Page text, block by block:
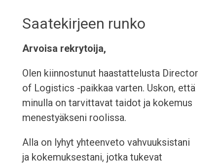
Saatekirjeen runko
Arvoisa rekrytoija,
Olen kiinnostunut haastattelusta Director
of Logistics -paikkaa varten. Uskon, että
minulla on tarvittavat taidot ja kokemus
menestyäkseni roolissa.
Alla on lyhyt yhteenveto vahvuuksistani
ja kokemuksestani, jotka tukevat